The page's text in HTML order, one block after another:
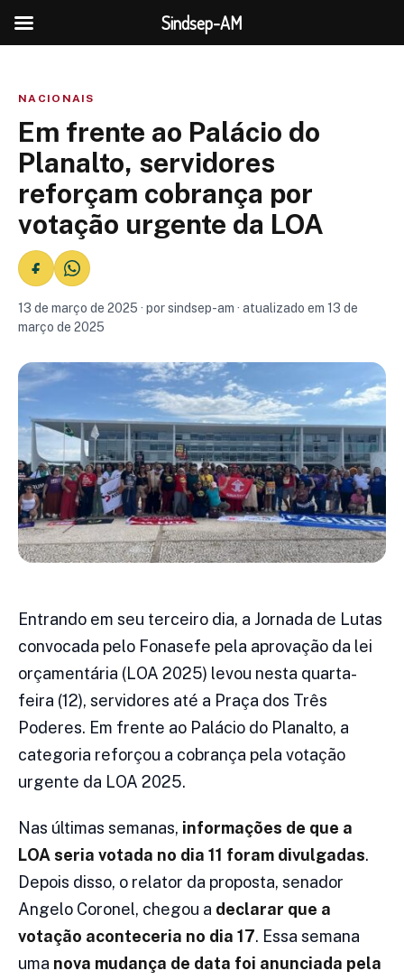
NACIONAIS
Em frente ao Palácio do
Planalto, servidores
reforçam cobrança por
votação urgente da LOA
13 de março de 2025 · por sindsep-am · atualizado em 13 de
março de 2025
Entrando em seu terceiro dia, a Jornada de Lutas
convocada pelo Fonasefe pela aprovação da lei
orçamentária (LOA 2025) levou nesta quarta-
feira (12), servidores até a Praça dos Três
Poderes. Em frente ao Palácio do Planalto, a
categoria reforçou a cobrança pela votação
urgente da LOA 2025.
Nas últimas semanas, informações de que a
LOA seria votada no dia 11 foram divulgadas.
Depois disso, o relator da proposta, senador
Angelo Coronel, chegou a declarar que a
votação aconteceria no dia 17. Essa semana
uma nova mudança de data foi anunciada pela
Sindsep-AM